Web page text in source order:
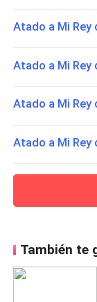
Atado a Mi
Atado a Mi
Atado a Mi
Atado a Mi
También te